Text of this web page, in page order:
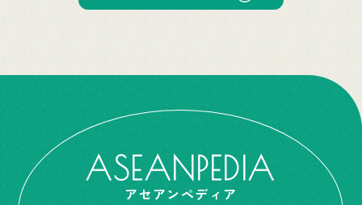
ASEANPEDIA
アセアンペディア